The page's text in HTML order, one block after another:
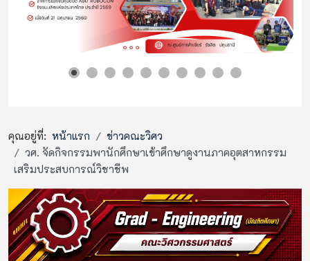
คุณอยู่ที่: หน้าแรก
ข่าวคณะวิศว
วศ. จัดกิจกรรมพานักศึกษาเข้าศึกษาดูงานภาคอุตสาหกรรม
เสริมประสบการณ์วิชาชีพ